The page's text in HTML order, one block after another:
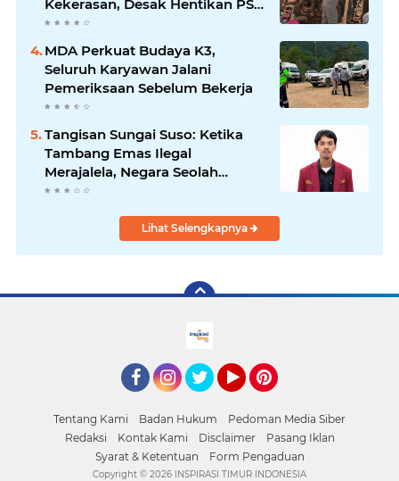
Kekerasan, Desak Hentikan PSN
PT IHIP
MDA Perkuat Budaya K3,
Seluruh Karyawan Jalani
Pemeriksaan Sebelum Bekerja
Tangisan Sungai Suso: Ketika
Tambang Emas Ilegal
Merajalela, Negara Seolah
Memilih Diam
Lihat Selengkapnya
Tentang Kami Badan Hukum
Pedoman Media Siber
Redaksi
Kontak Kami Disclaimer
Pasang Iklan
Syarat & Ketentuan
Form Pengaduan
Copyright © 2026 INSPIRASI TIMUR INDONESIA